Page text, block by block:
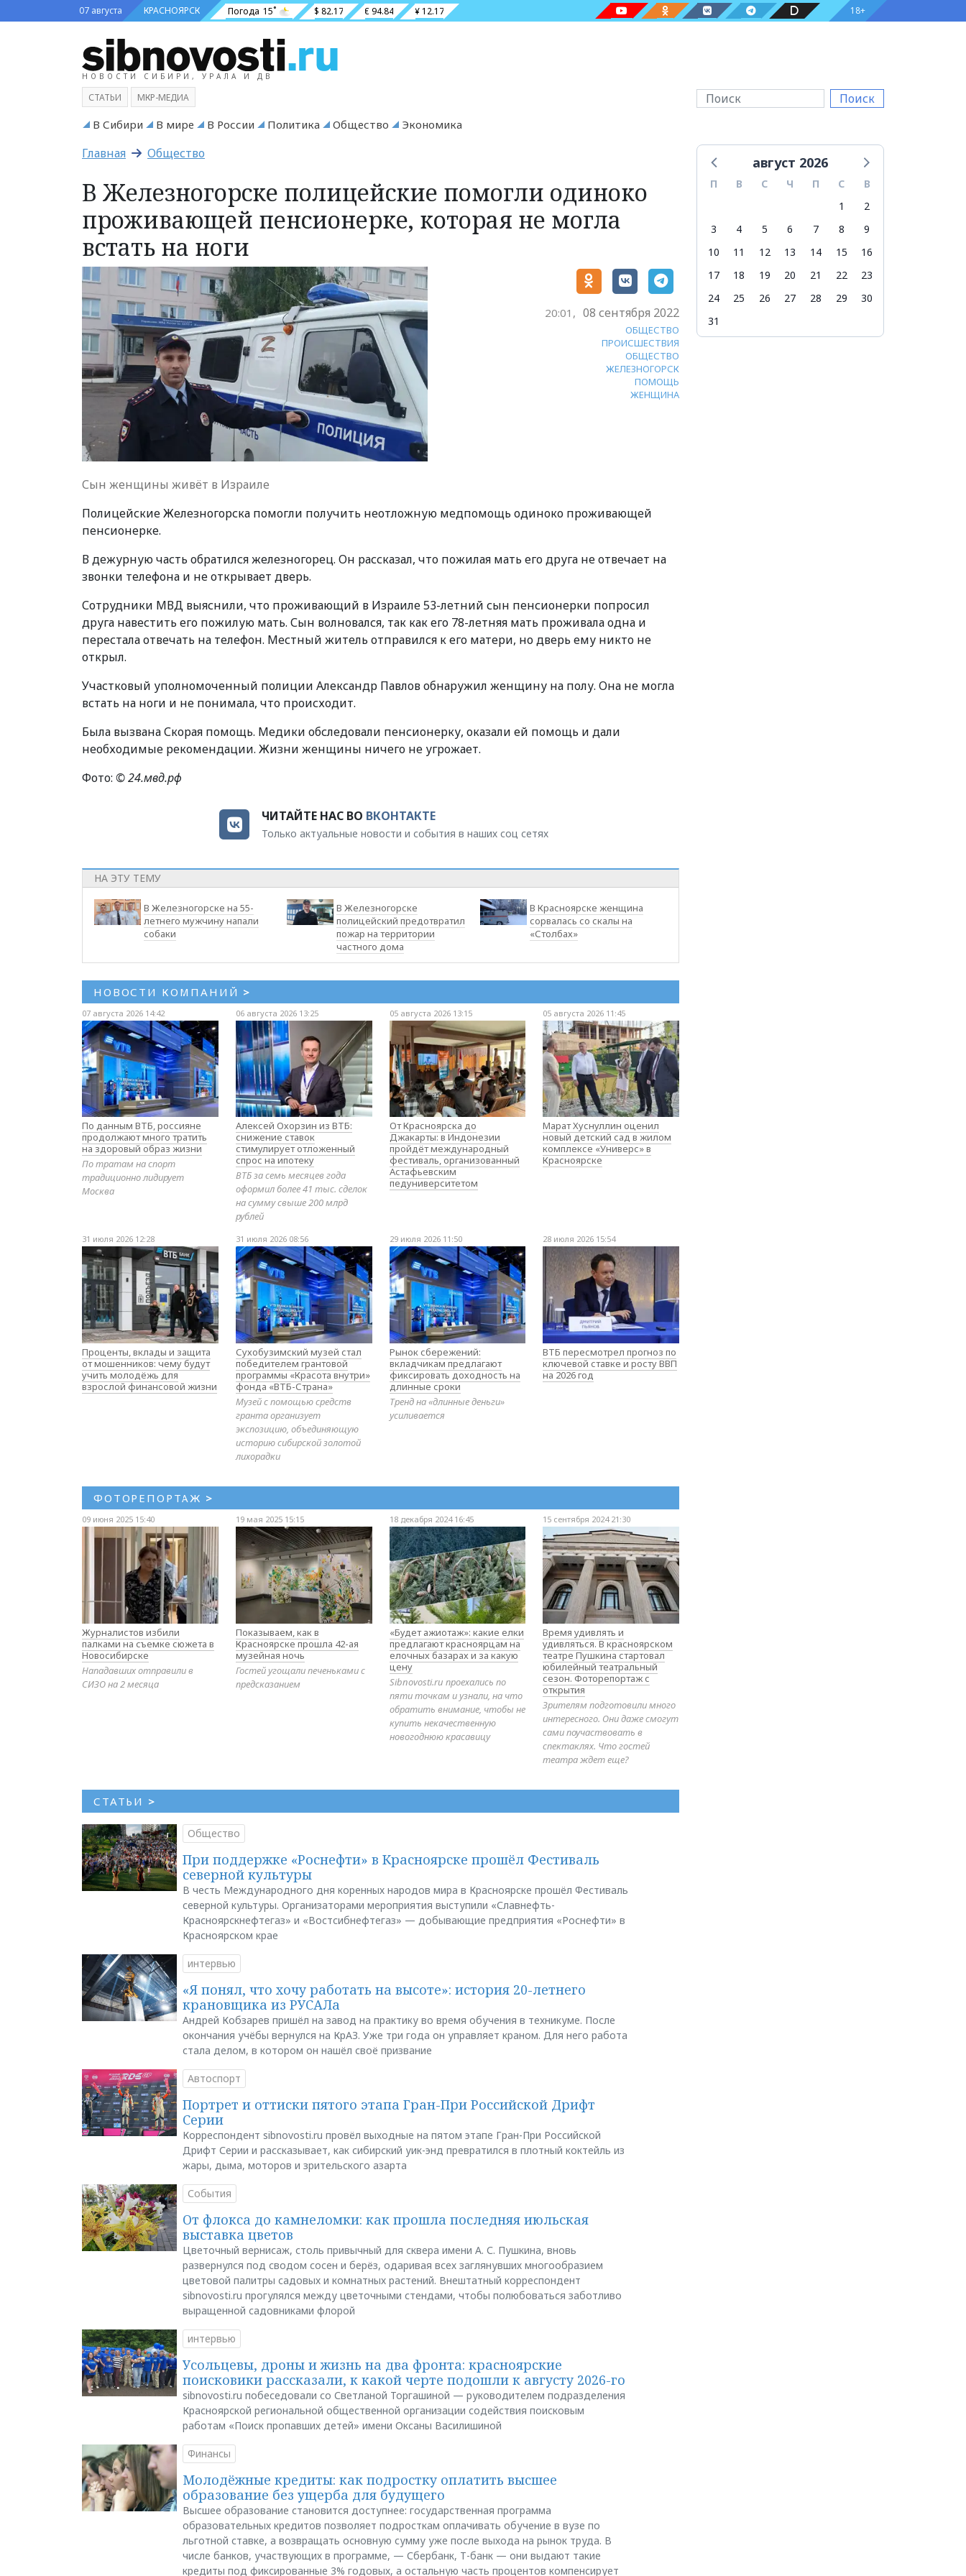
07 августа КРАСНОЯРСК Погода 15˚ $ 82.17 € 94.84 ¥ 12.17 18+
НОВОСТИ СИБИРИ, УРАЛА И ДВ
Поиск
СТАТЬИ МКР-МЕДИА
В Сибири В мире В России Политика Общество Экономика
Главная Общество
В Железногорске полицейские помогли одиноко
проживающей пенсионерке, которая не могла
встать на ноги
20:01, 08 сентября 2022
ОБЩЕСТВО
ПРОИСШЕСТВИЯ
ОБЩЕСТВО
ЖЕЛЕЗНОГОРСК
ПОМОЩЬ
ЖЕНЩИНА
Сын женщины живёт в Израиле
Полицейские Железногорска помогли получить неотложную медпомощь одиноко проживающей
пенсионерке.
В дежурную часть обратился железногорец. Он рассказал, что пожилая мать его друга не отвечает на
звонки телефона и не открывает дверь.
Сотрудники МВД выяснили, что проживающий в Израиле 53-летний сын пенсионерки попросил
друга навестить его пожилую мать. Сын волновался, так как его 78-летняя мать проживала одна и
перестала отвечать на телефон. Местный житель отправился к его матери, но дверь ему никто не
открыл.
Участковый уполномоченный полиции Александр Павлов обнаружил женщину на полу. Она не могла
встать на ноги и не понимала, что происходит.
Была вызвана Скорая помощь. Медики обследовали пенсионерку, оказали ей помощь и дали
необходимые рекомендации. Жизни женщины ничего не угрожает.
Фото: © 24.мвд.рф
ЧИТАЙТЕ НАС ВО ВКОНТАКТЕ
Только актуальные новости и события в наших соц сетях
НА ЭТУ ТЕМУ
В Железногорске на 55-
летнего мужчину напали
собаки
В Железногорске
полицейский предотвратил
пожар на территории
частного дома
В Красноярске женщина
сорвалась со скалы на
«Столбах»
НОВОСТИ КОМПАНИЙ >
07 августа 2026 14:42
По данным ВТБ, россияне
продолжают много тратить
на здоровый образ жизни
По тратам на спорт
традиционно лидирует
Москва
06 августа 2026 13:25
Алексей Охорзин из ВТБ:
снижение ставок
стимулирует отложенный
спрос на ипотеку
ВТБ за семь месяцев года
оформил более 41 тыс. сделок
на сумму свыше 200 млрд
рублей
05 августа 2026 13:15
От Красноярска до
Джакарты: в Индонезии
пройдёт международный
фестиваль, организованный
Астафьевским
педуниверситетом
05 августа 2026 11:45
Марат Хуснуллин оценил
новый детский сад в жилом
комплексе «Универс» в
Красноярске
31 июля 2026 12:28
Проценты, вклады и защита
от мошенников: чему будут
учить молодёжь для
взрослой финансовой жизни
31 июля 2026 08:56
Сухобузимский музей стал
победителем грантовой
программы «Красота внутри»
фонда «ВТБ-Страна»
Музей с помощью средств
гранта организует
экспозицию, объединяющую
историю сибирской золотой
лихорадки
29 июля 2026 11:50
Рынок сбережений:
вкладчикам предлагают
фиксировать доходность на
длинные сроки
Тренд на «длинные деньги»
усиливается
28 июля 2026 15:54
ВТБ пересмотрел прогноз по
ключевой ставке и росту ВВП
на 2026 год
ФОТОРЕПОРТАЖ >
09 июня 2025 15:40
Журналистов избили
палками на съемке сюжета в
Новосибирске
Нападавших отправили в
СИЗО на 2 месяца
19 мая 2025 15:15
Показываем, как в
Красноярске прошла 42-ая
музейная ночь
Гостей угощали печеньками с
предсказанием
18 декабря 2024 16:45
«Будет ажиотаж»: какие елки
предлагают красноярцам на
елочных базарах и за какую
цену
Sibnovosti.ru проехались по
пяти точкам и узнали, на что
обратить внимание, чтобы не
купить некачественную
новогоднюю красавицу
15 сентября 2024 21:30
Время удивлять и
удивляться. В красноярском
театре Пушкина стартовал
юбилейный театральный
сезон. Фоторепортаж с
открытия
Зрителям подготовили много
интересного. Они даже смогут
сами поучаствовать в
спектаклях. Что гостей
театра ждет еще?
СТАТЬИ >
Общество
При поддержке «Роснефти» в Красноярске прошёл Фестиваль
северной культуры
В честь Международного дня коренных народов мира в Красноярске прошёл Фестиваль
северной культуры. Организаторами мероприятия выступили «Славнефть-
Красноярскнефтегаз» и «Востсибнефтегаз» — добывающие предприятия «Роснефти» в
Красноярском крае
интервью
«Я понял, что хочу работать на высоте»: история 20-летнего
крановщика из РУСАЛа
Андрей Кобзарев пришёл на завод на практику во время обучения в техникуме. После
окончания учёбы вернулся на КрАЗ. Уже три года он управляет краном. Для него работа
стала делом, в котором он нашёл своё призвание
Автоспорт
Портрет и оттиски пятого этапа Гран-При Российской Дрифт
Серии
Корреспондент sibnovosti.ru провёл выходные на пятом этапе Гран-При Российской
Дрифт Серии и рассказывает, как сибирский уик-энд превратился в плотный коктейль из
жары, дыма, моторов и зрительского азарта
События
От флокса до камнеломки: как прошла последняя июльская
выставка цветов
Цветочный вернисаж, столь привычный для сквера имени А. С. Пушкина, вновь
развернулся под сводом сосен и берёз, одаривая всех заглянувших многообразием
цветовой палитры садовых и комнатных растений. Внештатный корреспондент
sibnovosti.ru прогулялся между цветочными стендами, чтобы полюбоваться заботливо
выращенной садовниками флорой
интервью
Усольцевы, дроны и жизнь на два фронта: красноярские
поисковики рассказали, к какой черте подошли к августу 2026-го
sibnovosti.ru побеседовали со Светланой Торгашиной — руководителем подразделения
Красноярской региональной общественной организации содействия поисковым
работам «Поиск пропавших детей» имени Оксаны Василишиной
Финансы
Молодёжные кредиты: как подростку оплатить высшее
образование без ущерба для будущего
Высшее образование становится доступнее: государственная программа
образовательных кредитов позволяет подросткам оплачивать обучение в вузе по
льготной ставке, а возвращать основную сумму уже после выхода на рынок труда. В
числе банков, участвующих в программе, — Сбербанк, Т-банк — они выдают такие
кредиты под фиксированные 3% годовых, а остальную часть процентов компенсирует
август 2026
П В С Ч П С
В
1
2
3
4 5 6 7 8
9
10
11 12 13 14 15
16
17
18 19 20 21 22
23
24
25 26 27 28 29
30
31